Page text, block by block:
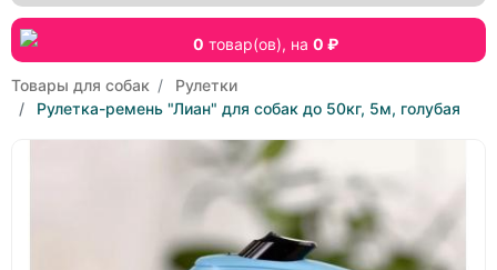
0 товар(ов), на 0 ₽
Товары для собак
Рулетки
Рулетка-ремень "Лиан" для собак до 50кг, 5м, голубая